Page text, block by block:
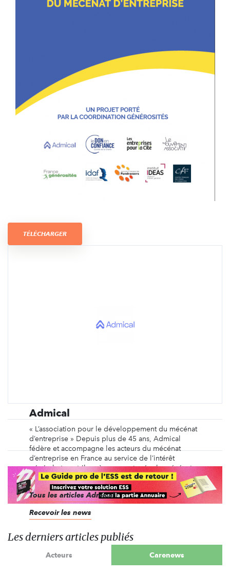
TÉLÉCHARGER
Admical
« L’association pour le développement du mécénat
d’entreprise » Depuis plus de 45 ans, Admical
fédère et accompagne les acteurs du mécénat
d’entreprise en France au service de l’intérêt
général et contribue à penser et créer le mécénat
de demain.
Tous les articles Admical
Recevoir les news
Les derniers articles publiés
Acteurs Carenews